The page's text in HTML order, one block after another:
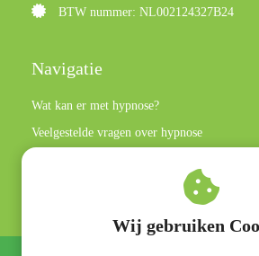
BTW nummer: NL002124327B24
Navigatie
Wat kan er met hypnose?
Veelgestelde vragen over hypnose
Wij gebruiken